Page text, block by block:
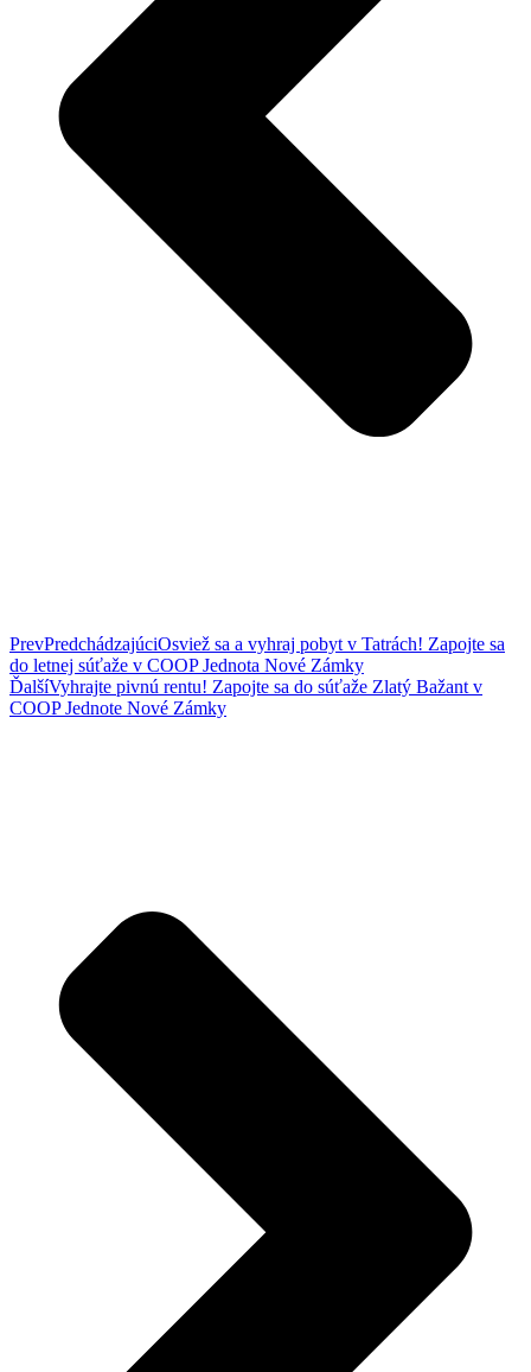
PrevPredchádzajúciOsviež sa a vyhraj pobyt v Tatrách! Zapojte sa
do letnej súťaže v COOP Jednota Nové Zámky
ĎalšíVyhrajte pivnú rentu! Zapojte sa do súťaže Zlatý Bažant v
COOP Jednote Nové Zámky